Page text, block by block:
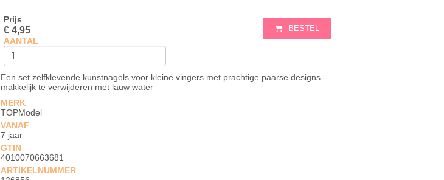
Prijs
€ 4,95
AANTAL
BESTEL
Een set zelfklevende kunstnagels voor kleine vingers met prachtige paarse designs -
makkelijk te verwijderen met lauw water
MERK
TOPModel
VANAF
7 jaar
GTIN
4010070663681
ARTIKELNUMMER